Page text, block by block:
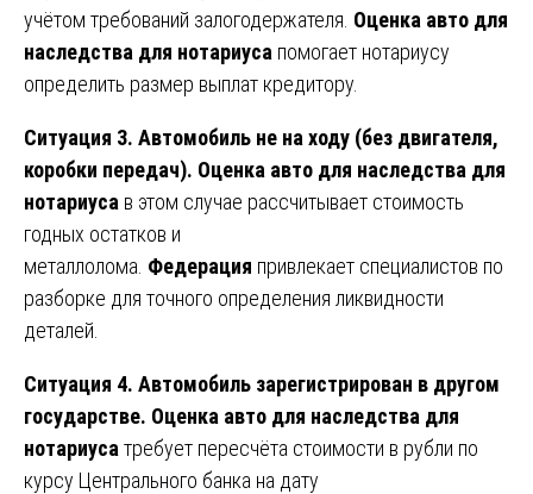
учётом требований залогодержателя. Оценка авто для
наследства для нотариуса помогает нотариусу
определить размер выплат кредитору.
Ситуация 3. Автомобиль не на ходу (без двигателя,
коробки передач). Оценка авто для наследства для
нотариуса в этом случае рассчитывает стоимость
годных остатков и
металлолома. Федерация привлекает специалистов по
разборке для точного определения ликвидности
деталей.
Ситуация 4. Автомобиль зарегистрирован в другом
государстве. Оценка авто для наследства для
нотариуса требует пересчёта стоимости в рубли по
курсу Центрального банка на дату